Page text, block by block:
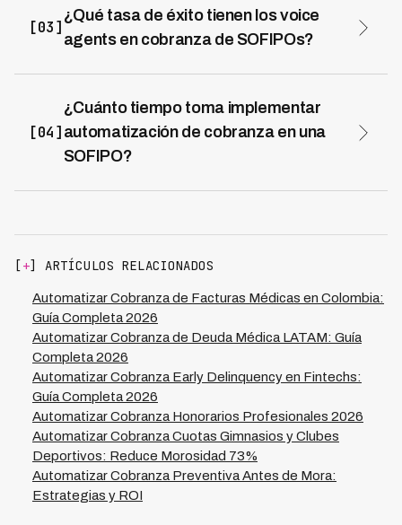
agents. Un call center tradicional cuesta
$150,000-$200,000 MXN mensuales para 10 agentes
en Guadalajara, mientras que voice agents generan
[03]
¿Qué tasa de éxito tienen los voice
agents en cobranza de SOFIPOs?
Esto representa tasas de contacto efectivo 3x
superiores a call centers tradicionales, con incrementos
de 8-12% en recuperación de cartera gestionada.
[04]
¿Cuánto tiempo toma implementar
automatización de cobranza en una
SOFIPO?
lanzamiento. Las SOFIPOs alcanzan ROI positivo en el
primer mes de operación.
[+] ARTÍCULOS RELACIONADOS
Automatizar Cobranza de Facturas Médicas en Colombia:
Guía Completa 2026
Automatizar Cobranza de Deuda Médica LATAM: Guía
Completa 2026
Automatizar Cobranza Early Delinquency en Fintechs:
Guía Completa 2026
Automatizar Cobranza Honorarios Profesionales 2026
Automatizar Cobranza Cuotas Gimnasios y Clubes
Deportivos: Reduce Morosidad 73%
Automatizar Cobranza Preventiva Antes de Mora:
Estrategias y ROI